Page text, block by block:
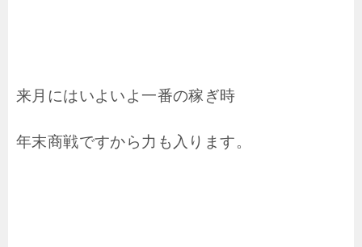
来月にはいよいよ一番の稼ぎ時
年末商戦ですから力も入ります。